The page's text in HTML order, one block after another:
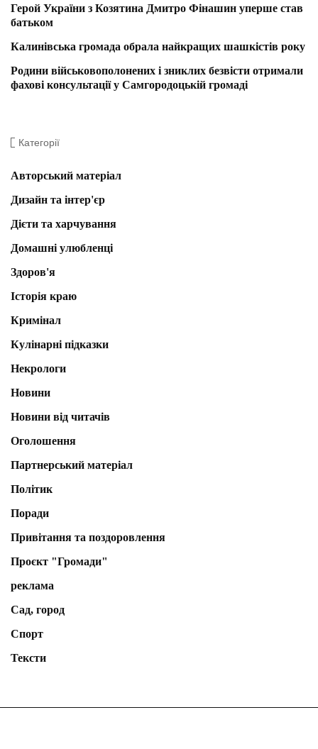
Герой України з Козятина Дмитро Фінашин уперше став
батьком
Калинівська громада обрала найкращих шашкістів року
Родини військовополонених і зниклих безвісти отримали
фахові консультації у Самгородоцькій громаді
Категорії
Авторський матеріал
Дизайн та інтер'єр
Дієти та харчування
Домашні улюбленці
Здоров'я
Історія краю
Кримінал
Кулінарні підказки
Некрологи
Новини
Новини від читачів
Оголошення
Партнерський матеріал
Політик
Поради
Привітання та поздоровлення
Проєкт "Громади"
реклама
Сад, город
Спорт
Тексти